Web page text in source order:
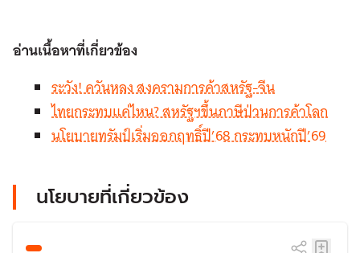
อ่านเนื้อหาที่เกี่ยวข้อง
ระวัง! ควันหลง สงครามการค้าสหรัฐ-จีน
ไทยกระทบแค่ไหน? สหรัฐฯขึ้นภาษีป่วนการค้าโลก
นโยบายทรัมป์เริ่มออกฤทธิ์ปี’68 กระทบหนักปี’69
นโยบายที่เกี่ยวข้อง